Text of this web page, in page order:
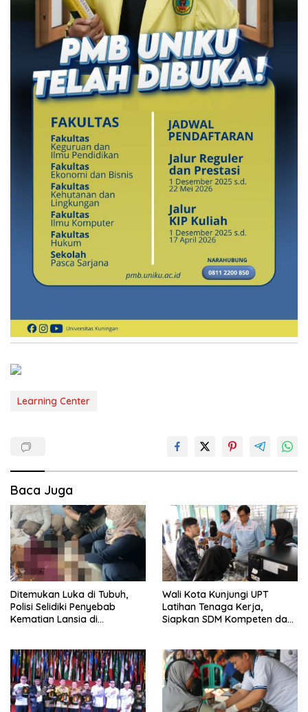
Learning Center
Baca Juga
Ditemukan Luka di Tubuh,
Polisi Selidiki Penyebab
Kematian Lansia di
Wali Kota Kunjungi UPT
Latihan Tenaga Kerja,
Siapkan SDM Kompeten dan